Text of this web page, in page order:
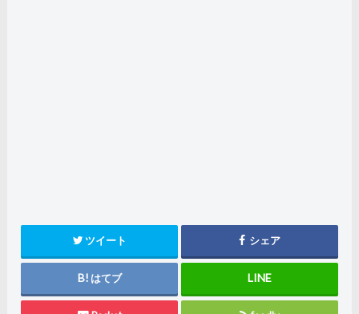
ツイート シェア
はてブ